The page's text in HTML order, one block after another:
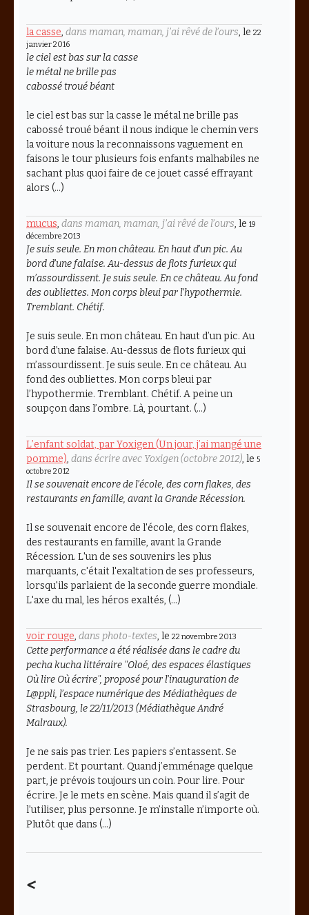
la casse, dans maman, maman, j’ai rêvé de l’ours, le 22
janvier 2016
le ciel est bas sur la casse
le métal ne brille pas
cabossé troué béant
le ciel est bas sur la casse le métal ne brille pas
cabossé troué béant il nous indique le chemin vers
la voiture nous la reconnaissons vaguement en
faisons le tour plusieurs fois enfants malhabiles ne
sachant plus quoi faire de ce jouet cassé effrayant
alors (…)
mucus, dans maman, maman, j’ai rêvé de l’ours, le 19
décembre 2013
Je suis seule. En mon château. En haut d’un pic. Au
bord d’une falaise. Au-dessus de flots furieux qui
m’assourdissent. Je suis seule. En ce château. Au fond
des oubliettes. Mon corps bleui par l’hypothermie.
Tremblant. Chétif.
Je suis seule. En mon château. En haut d’un pic. Au
bord d’une falaise. Au-dessus de flots furieux qui
m’assourdissent. Je suis seule. En ce château. Au
fond des oubliettes. Mon corps bleui par
l’hypothermie. Tremblant. Chétif. A peine un
soupçon dans l’ombre. Là, pourtant. (…)
L’enfant soldat, par Yoxigen (Un jour, j’ai mangé une
pomme), dans écrire avec Yoxigen (octobre 2012), le 5
octobre 2012
Il se souvenait encore de l’école, des corn flakes, des
restaurants en famille, avant la Grande Récession.
Il se souvenait encore de l'école, des corn flakes,
des restaurants en famille, avant la Grande
Récession. L'un de ses souvenirs les plus
marquants, c'était l'exaltation de ses professeurs,
lorsqu'ils parlaient de la seconde guerre mondiale.
L'axe du mal, les héros exaltés, (…)
voir rouge, dans photo-textes, le 22 novembre 2013
Cette performance a été réalisée dans le cadre du
pecha kucha littéraire "Oloé, des espaces élastiques
Où lire Où écrire", proposé pour l’inauguration de
L@ppli, l’espace numérique des Médiathèques de
Strasbourg, le 22/11/2013 (Médiathèque André
Malraux).
Je ne sais pas trier. Les papiers s’entassent. Se
perdent. Et pourtant. Quand j’emménage quelque
part, je prévois toujours un coin. Pour lire. Pour
écrire. Je le mets en scène. Mais quand il s’agit de
l’utiliser, plus personne. Je m’installe n’importe où.
Plutôt que dans (…)
<